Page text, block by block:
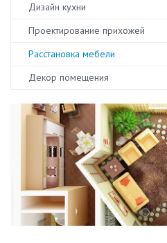
Дизайн кухни
Проектирование прихожей
Расстановка мебели
Декор помещения